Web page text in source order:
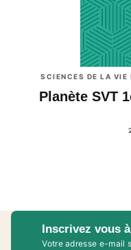
SCIENCES DE LA VIE
Planète SVT
Inscrivez vous
Votre adresse e-mail